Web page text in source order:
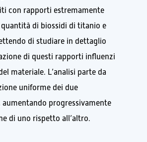
con rapporti estremamente
di biossidi di titanio e
di studiare in dettaglio
di questi rapporti influenzi
materiale. L’analisi parte da
uniforme dei due
progressivamente
di uno rispetto all’altro.